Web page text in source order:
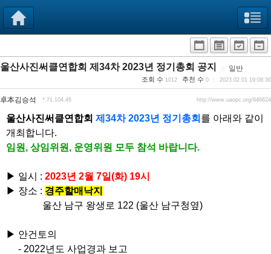
울산사진써클연합회 제34차 2023년 정기총회 공지 일반
조회 수 1012 추천 수 0 2023.02.01 19:08:30
卓本김승석 *.71.104.46 http://www.uaopc.org/846624
울산사진써클연합회 제34차 2023년 정기총회 를 아래와 같이
개최합니다.
임원, 상임위원, 운영위원 모두 참석 바랍니다.
▶ 일시 : 2023년 2월 7일(화) 19시
▶ 장소 : 경주할매낙지
울산 남구 왕생로 122 (울산 남구청옆)
▶ 안건토의
- 2022년도 사업경과 보고